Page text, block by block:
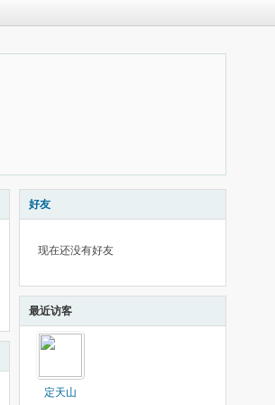
好友
现在还没有好友
最近访客
定天山